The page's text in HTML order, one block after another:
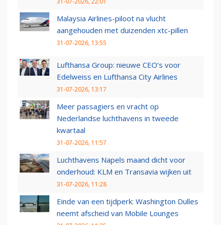
Malaysia Airlines-piloot na vlucht
aangehouden met duizenden xtc-pillen
31-07-2026, 13:55
Lufthansa Group: nieuwe CEO’s voor
Edelweiss en Lufthansa City Airlines
31-07-2026, 13:17
Meer passagiers en vracht op
Nederlandse luchthavens in tweede
kwartaal
31-07-2026, 11:57
Luchthavens Napels maand dicht voor
onderhoud: KLM en Transavia wijken uit
31-07-2026, 11:28
Einde van een tijdperk: Washington Dulles
neemt afscheid van Mobile Lounges